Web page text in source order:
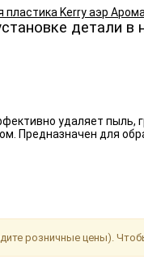
детали в
удаляет пыль,
Предназначен для
розничные цены).